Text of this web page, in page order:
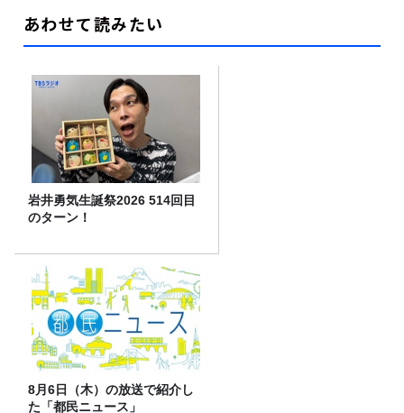
あわせて読みたい
岩井勇気生誕祭2026 514回目
のターン！
8月6日（木）の放送で紹介し
た「都民ニュース」